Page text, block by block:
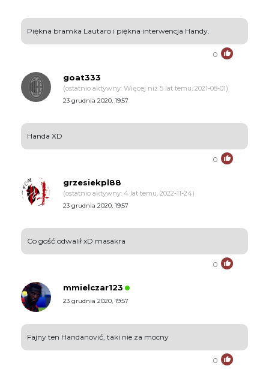
Piękna bramka Lautaro i piękna interwencja Handy.
0
goat333
(ostatnio aktywny: Więcej niż 5 lat temu, 2021-08-01)
23 grudnia 2020, 19:57
Handa XD
0
grzesiekpl88
(ostatnio aktywny: 4 lat temu, 2022-11-24)
23 grudnia 2020, 19:57
Co gość odwalił xD masakra
0
mmielczar123
23 grudnia 2020, 19:57
Fajny ten Handanović, taki nie za mocny
0